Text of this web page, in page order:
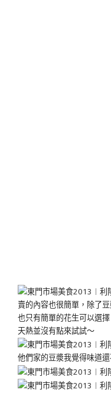
賣的內容也很簡單，除了
也只有簡單的花生可以選
天熱並沒有點來試試～
他們家的豆漿我覺得味道